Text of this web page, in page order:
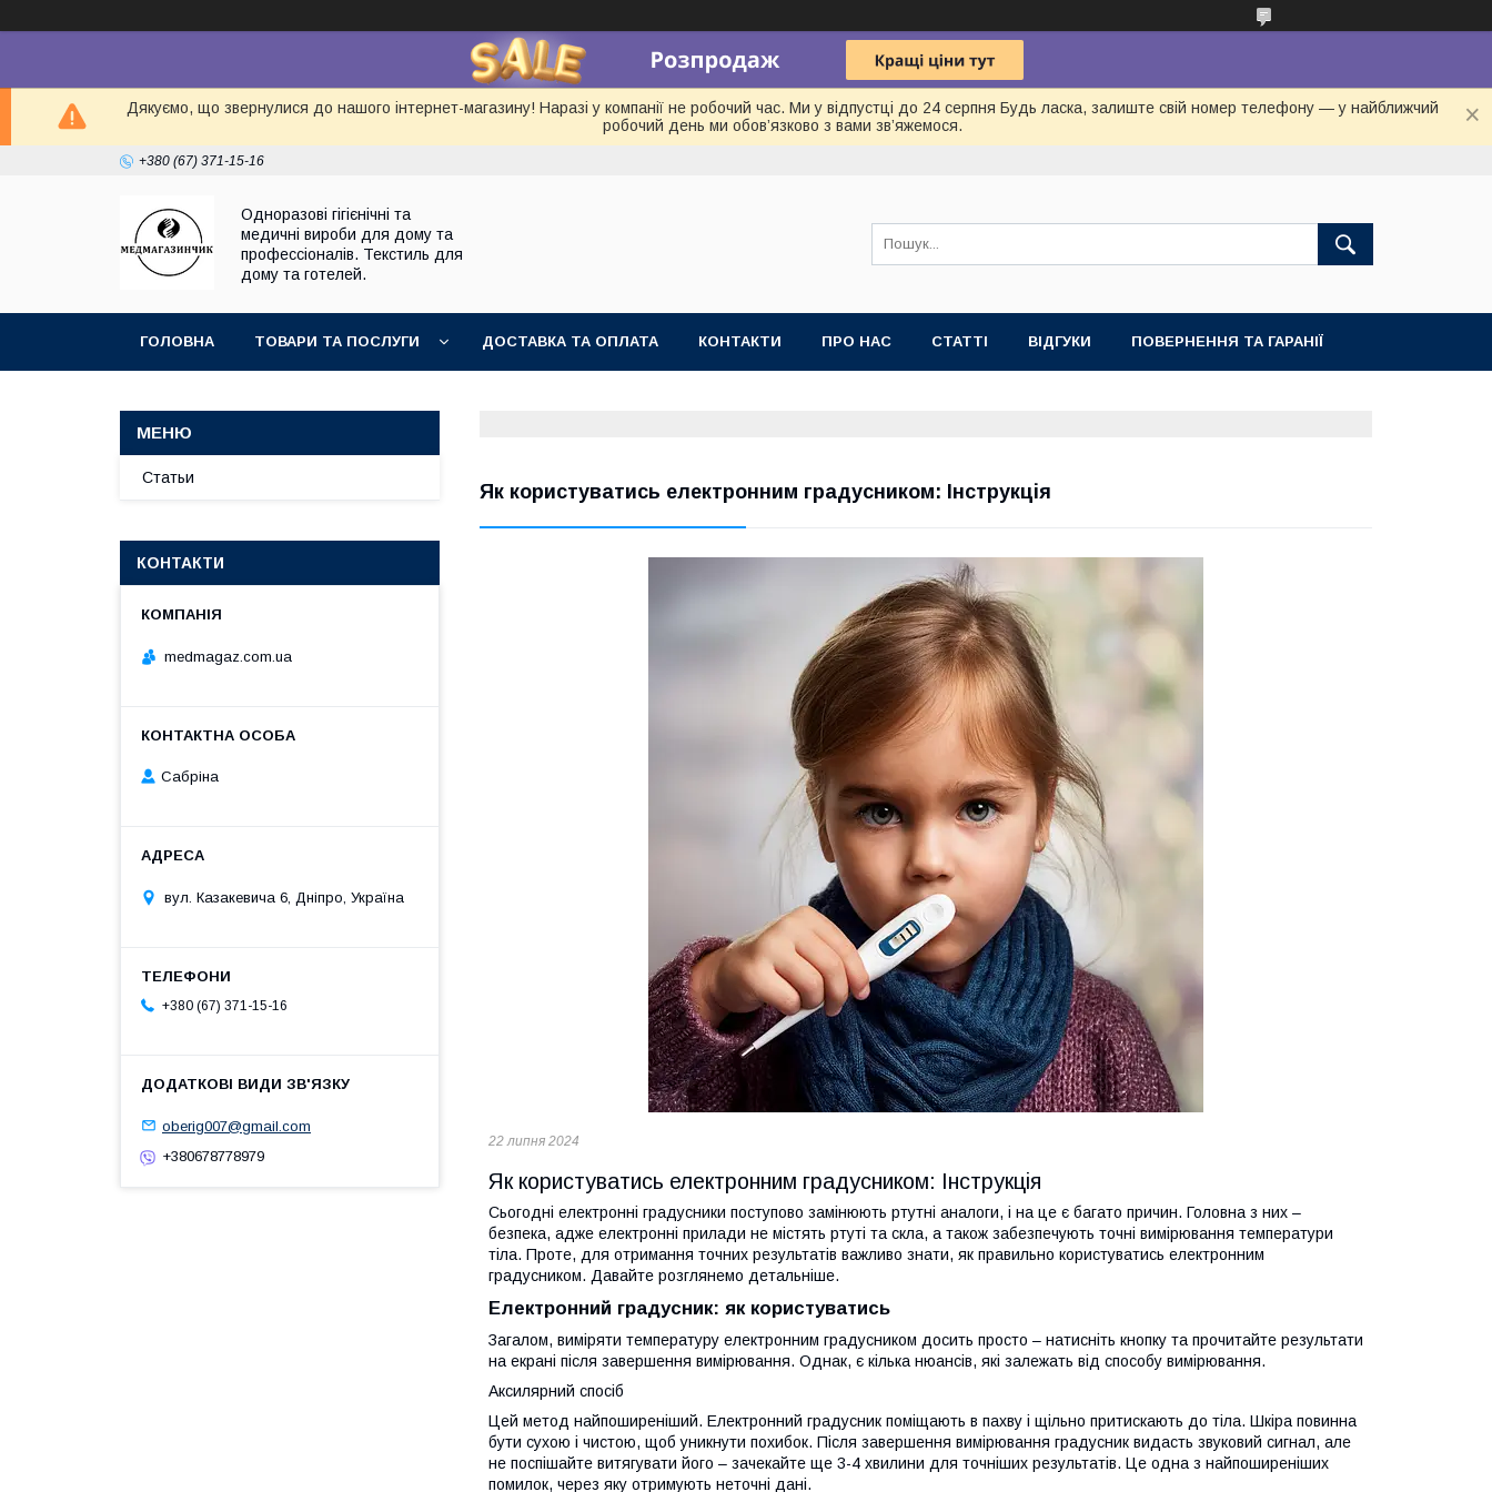
Дякуємо, що звернулися до нашого інтернет-магазину! Наразі у компанії не робочий час. Ми у відпустці до 24 серпня Будь ласка, залиште свій номер телефону — у найближчий
робочий день ми обов’язково з вами зв’яжемося.
+380 (67) 371-15-16
Одноразові гігієнічні та
медичні вироби для дому та
профессіоналів. Текстиль для
дому та готелей.
ГОЛОВНА ТОВАРИ ТА ПОСЛУГИ ДОСТАВКА ТА ОПЛАТА КОНТАКТИ ПРО НАС СТАТТІ ВІДГУКИ ПОВЕРНЕННЯ ТА ГАРАНІЇ
Як користуватись електронним градусником: Інструкція
22 липня 2024
Як користуватись електронним градусником: Інструкція
Сьогодні електронні градусники поступово замінюють ртутні аналоги, і на це є багато причин. Головна з них –
безпека, адже електронні прилади не містять ртуті та скла, а також забезпечують точні вимірювання температури
тіла. Проте, для отримання точних результатів важливо знати, як правильно користуватись електронним
градусником. Давайте розглянемо детальніше.
Електронний градусник: як користуватись
Загалом, виміряти температуру електронним градусником досить просто – натисніть кнопку та прочитайте результати
на екрані після завершення вимірювання. Однак, є кілька нюансів, які залежать від способу вимірювання.
Аксилярний спосіб
Цей метод найпоширеніший. Електронний градусник поміщають в пахву і щільно притискають до тіла. Шкіра повинна
бути сухою і чистою, щоб уникнути похибок. Після завершення вимірювання градусник видасть звуковий сигнал, але
не поспішайте витягувати його – зачекайте ще 3-4 хвилини для точніших результатів. Це одна з найпоширеніших
помилок, через яку отримують неточні дані.
Статьи
КОНТАКТИ
medmagaz.com.ua
Сабріна
вул. Казакевича 6, Дніпро, Україна
+380 (67) 371-15-16
oberig007@gmail.com
+380678778979